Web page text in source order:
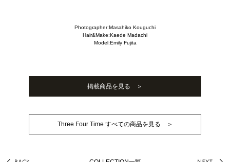
Photographer:Masahiko Kouguchi
Hair&Make:Kaede Madachi
Model:Emily Fujita
掲載商品を見る ＞
Three Four Time すべての商品を見る ＞